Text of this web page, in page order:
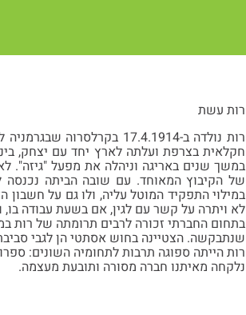
רות עשת
רות נולדה ב-17.4.1914
במשך שנים באריגה וניהלה את מפעל "גיזה".
של הקיבוץ המאוחד. עם שובה הביתה נכנסה
במילוי התפקיד המוטל עליה, ולו גם על
לא ויתרה על קשר עם לגין, אם בשעת עבודה
בתחום החברתי זכורה לרבים תרומתה של רות
שנתבקשה. הצטיינה בחוש אסתטי הן לגבי
רות הייתה ספוגה תרבות לתחומיה השונים:
נלקחה מאיתנו חברה מסורה ותובעת מעצמה.